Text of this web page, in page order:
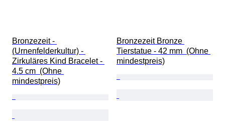
Bronzezeit -
(Urnenfelderkultur) -
Zirkuläres Kind Bracelet -
4.5 cm  (Ohne
mindestpreis)
Bronzezeit Bronze
Tierstatue - 42 mm  (Ohne
mindestpreis)